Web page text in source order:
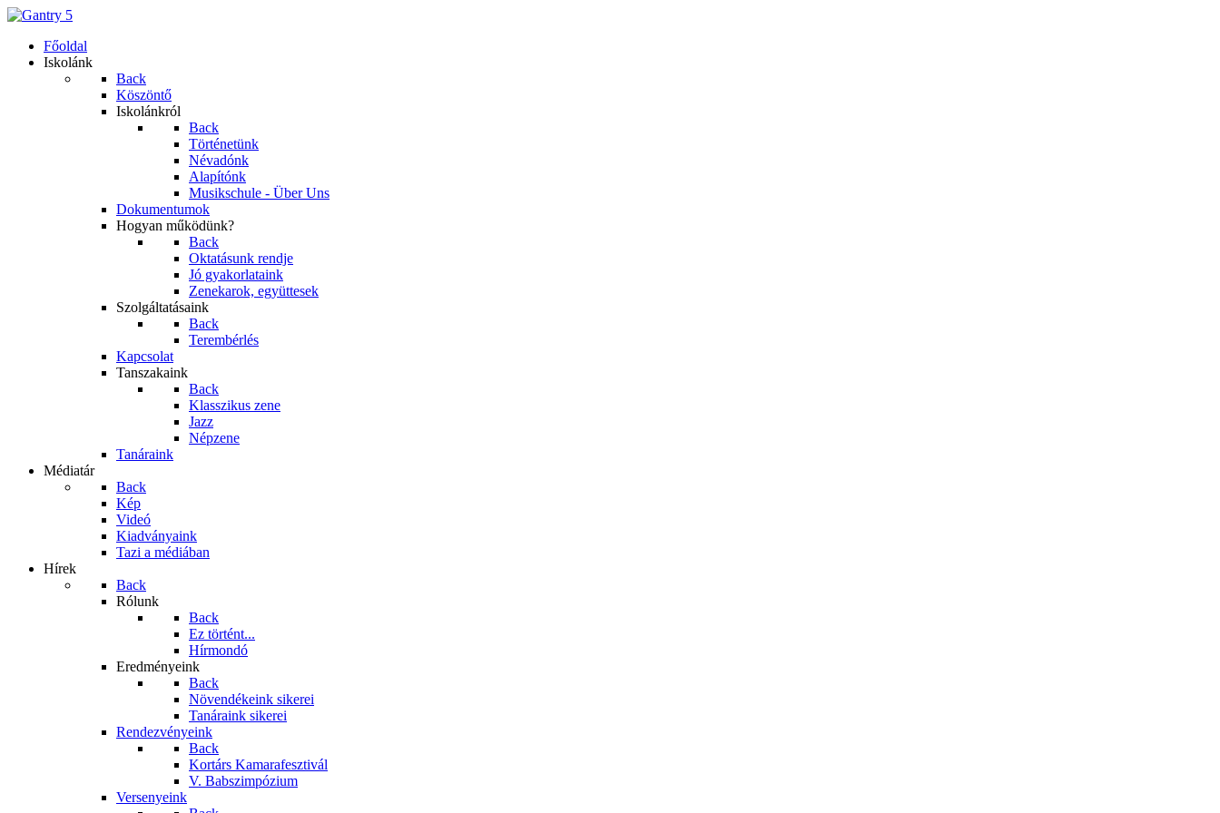
Főoldal
Iskolánk
Back
Köszöntő
Iskolánkról
Back
Történetünk
Névadónk
Alapítónk
Musikschule - Über Uns
Dokumentumok
Hogyan működünk?
Back
Oktatásunk rendje
Jó gyakorlataink
Zenekarok, együttesek
Szolgáltatásaink
Back
Terembérlés
Kapcsolat
Tanszakaink
Back
Klasszikus zene
Jazz
Népzene
Tanáraink
Médiatár
Back
Kép
Videó
Kiadványaink
Tazi a médiában
Hírek
Back
Rólunk
Back
Ez történt...
Hírmondó
Eredményeink
Back
Növendékeink sikerei
Tanáraink sikerei
Rendezvényeink
Back
Kortárs Kamarafesztivál
V. Babszimpózium
Versenyeink